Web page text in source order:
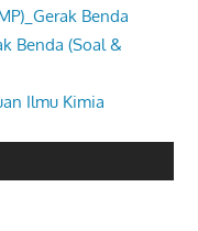
Benda
Benda (Soal &
Ilmu Kimia